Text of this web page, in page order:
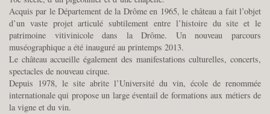
Acquis par le Département de la Drôme en 1965, le château a fait l’objet
d’un vaste projet articulé subtilement entre l’histoire du site et le
patrimoine vitivinicole dans la Drôme. Un nouveau parcours
muséographique a été inauguré au printemps 2013.
Le château accueille également des manifestations culturelles, concerts,
spectacles de nouveau cirque.
Depuis 1978, le site abrite l’Université du vin, école de renommée
internationale qui propose un large éventail de formations aux métiers de
la vigne et du vin.